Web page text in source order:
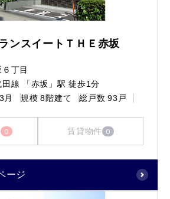
ンスイートＴＨＥ赤坂
丁目
線 「赤坂」駅 徒歩1分
月 規模 8階建て 総戸数 93戸
0 賃貸物件 0
ージ